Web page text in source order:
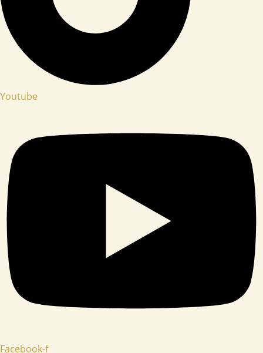
Youtube
Facebook-f